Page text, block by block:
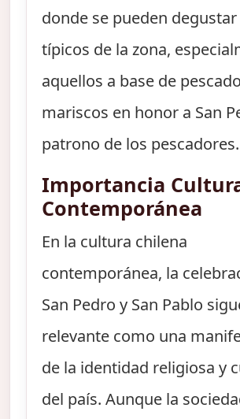
donde se pueden
típicos de la zona,
aquellos a base de
mariscos en honor a San
patrono de los pescadores.
Importancia
Contemporánea
En la cultura chilena
contemporánea, la
San Pedro y San Pablo
relevante como una
de la identidad religiosa y
del país. Aunque la